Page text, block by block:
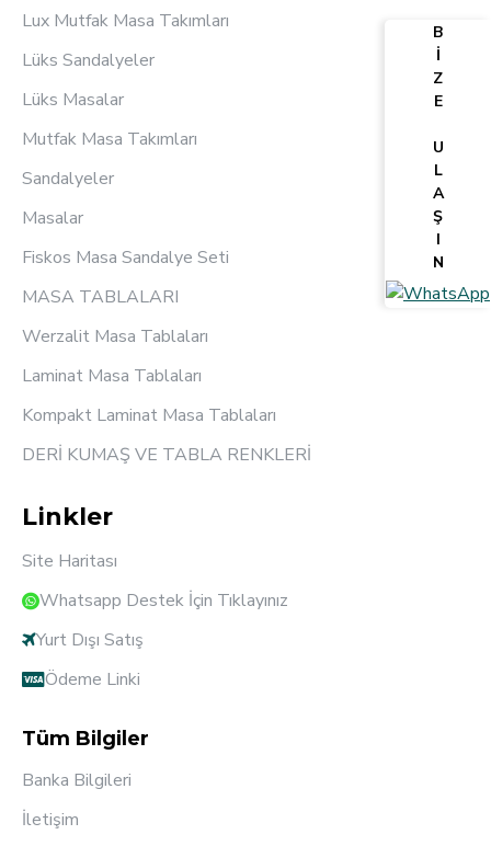
Lux Mutfak Masa Takımları
Lüks Sandalyeler
Lüks Masalar
Mutfak Masa Takımları
Sandalyeler
Masalar
Fiskos Masa Sandalye Seti
MASA TABLALARI
Werzalit Masa Tablaları
Laminat Masa Tablaları
Kompakt Laminat Masa Tablaları
DERİ KUMAŞ VE TABLA RENKLERİ
Linkler
Site Haritası
Whatsapp Destek İçin Tıklayınız
Yurt Dışı Satış
Ödeme Linki
Tüm Bilgiler
Banka Bilgileri
İletişim
B
İ
Z
E
U
L
A
Ş
I
N